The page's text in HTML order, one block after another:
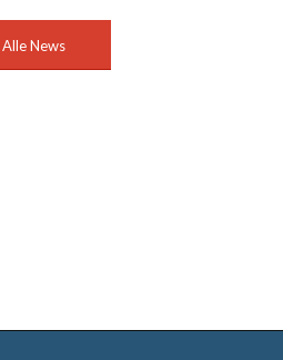
Alle News